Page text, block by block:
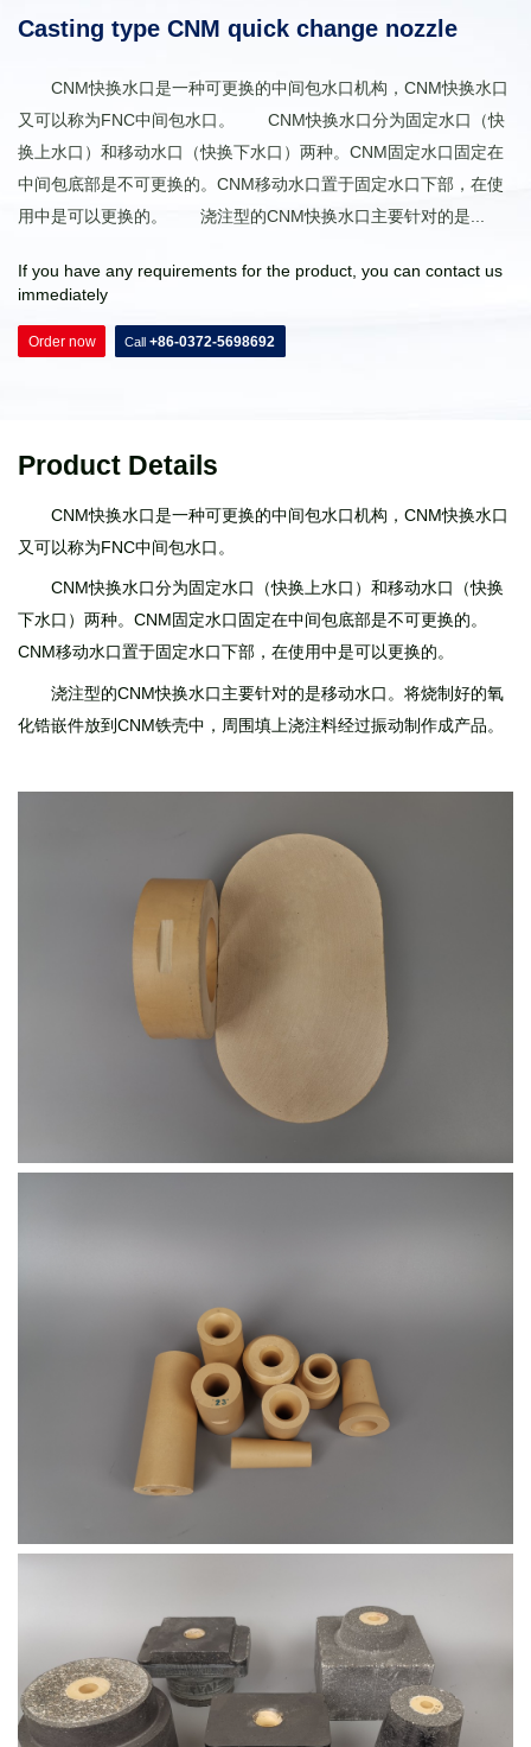
Casting type CNM quick change nozzle
CNM快换水口是一种可更换的中间包水口机构，CNM快换水口
又可以称为FNC中间包水口。 CNM快换水口分为固定水口（快
换上水口）和移动水口（快换下水口）两种。CNM固定水口固定在
中间包底部是不可更换的。CNM移动水口置于固定水口下部，在使
用中是可以更换的。 浇注型的CNM快换水口主要针对的是...
If you have any requirements for the product, you can contact us
immediately
Order now Call+86-0372-5698692
Product Details
CNM快换水口是一种可更换的中间包水口机构，CNM快换水口
又可以称为FNC中间包水口。
CNM快换水口分为固定水口（快换上水口）和移动水口（快换
下水口）两种。CNM固定水口固定在中间包底部是不可更换的。
CNM移动水口置于固定水口下部，在使用中是可以更换的。
浇注型的CNM快换水口主要针对的是移动水口。将烧制好的氧
化锆嵌件放到CNM铁壳中，周围填上浇注料经过振动制作成产品。